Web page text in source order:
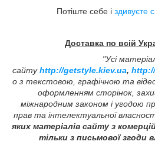
Потіште себе і здивуєте
Доставка по всій
"Усі
сайтуhttp://getstyle.kiev.ua,
о з текстовою, графічною та
оформленням сторінок,
міжнародним законом і угодою
прав та інтелектуальної
яких матеріалів сайту з
тільки з письмової згоди